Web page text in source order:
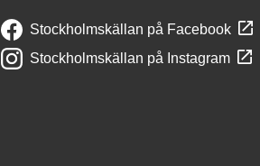
Stockholmskällan på Facebook
Stockholmskällan på Instagram